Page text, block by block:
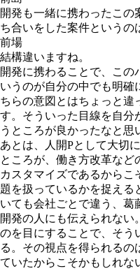
開発も一緒に携わったこの
ち合いをした案件というの
前場
結構違いますね。
開発に携わることで、この
いうのが自分の中でも明確
ちらの意図とはちょっと違
す。そういった目線を自分
うところが良かったなと思
あとは、人開Pとして大切
ところが、働き方改革など
カスタマイズであるからこ
題を扱っているかを捉える
いても会社ごとで違う、葛
開発の人にも伝えられない
のを目にすることで、そう
る。その視点を得られるの
ていたからこそかもしれな